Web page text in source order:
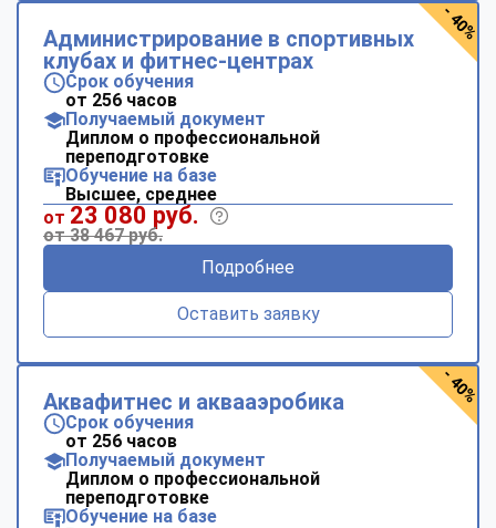
Администрирование в спортивных
клубах и фитнес-центрах
Срок обучения
от 256 часов
Получаемый документ
Диплом о профессиональной
переподготовке
Обучение на базе
Высшее, среднее
от 23 080 руб.
от 38 467 руб.
Подробнее
Оставить заявку
- 40%
Аквафитнес и аквааэробика
Срок обучения
от 256 часов
Получаемый документ
Диплом о профессиональной
переподготовке
Обучение на базе
- 40%